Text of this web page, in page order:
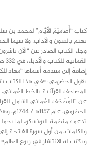
كتاب “أَضاميْمُ الأيَّام” لمحمد
تهتم بالفنون والآداب، ولا سيما
وجاء الكتاب الصادر عن “الآن
إضافةً إلى مقدمة أسماها “مهاد
يقول الحضرمي: «في هذا الكتاب
المصاحف القرآنية بالخط
عن “المُصْحَف العُماني الشامل
تدعمه منظمة اليونسكو، لما
والكلمات، من أول سورة الفاتحة
ويكتب له الانتشار في ربوع العالم».